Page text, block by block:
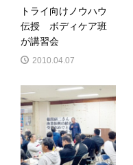
トライ向けノウハウ
伝授 ボディケア班
が講習会
2010.04.07